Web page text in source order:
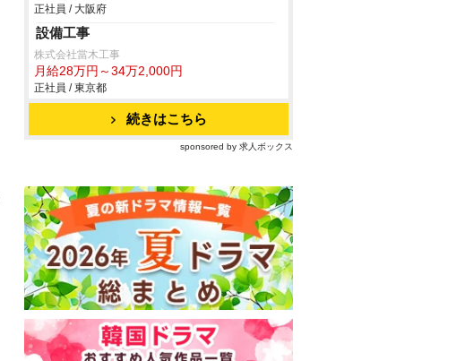
正社員 / 大阪府
設備工事
株式会社當木工事
月給28万円～34万2,000円
正社員 / 東京都
続きはこちら
sponsored by 求人ボックス